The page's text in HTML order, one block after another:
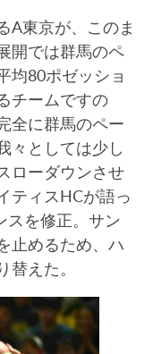
A東京が、このま
開では群馬のペ
均80ポゼッショ
チームですの
全に群馬のペー
々としては少し
ローダウンさせ
ティスHCが語っ
スを修正。サン
止めるため、ハ
えた。